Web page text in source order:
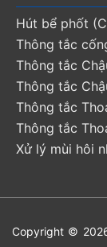
Hút bể phốt
Thông tắc
Thông tắc
Thông tắc
Thông tắc
Thông tắc
Xử lý mùi hôi
Copyright ©